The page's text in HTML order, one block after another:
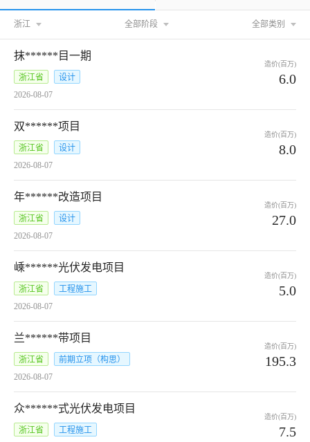
浙江 全部阶段 全部类别
抹******目一期
浙江省
设计
2026-08-07
造价(百万)
6.0
双******项目
浙江省
设计
2026-08-07
造价(百万)
8.0
年******改造项目
浙江省
设计
2026-08-07
造价(百万)
27.0
嵊******光伏发电项目
浙江省
工程施工
2026-08-07
造价(百万)
5.0
兰******带项目
浙江省
前期立项（构思）
2026-08-07
造价(百万)
195.3
众******式光伏发电项目
浙江省
工程施工
造价(百万)
7.5